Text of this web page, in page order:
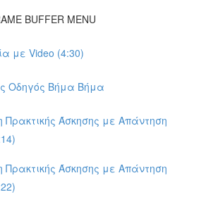
BUFFER MENU
με Video (4:30)
Οδηγός Βήμα Βήμα
Πρακτικής Άσκησης με Απάντηση
Πρακτικής Άσκησης με Απάντηση